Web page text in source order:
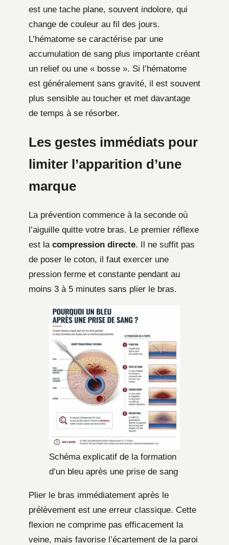
est une tache plane, souvent indolore, qui
change de couleur au fil des jours.
L’hématome se caractérise par une
accumulation de sang plus importante créant
un relief ou une « bosse ». Si l’hématome
est généralement sans gravité, il est souvent
plus sensible au toucher et met davantage
de temps à se résorber.
Les gestes immédiats pour
limiter l’apparition d’une
marque
La prévention commence à la seconde où
l’aiguille quitte votre bras. Le premier réflexe
est la compression directe. Il ne suffit pas
de poser le coton, il faut exercer une
pression ferme et constante pendant au
moins 3 à 5 minutes sans plier le bras.
Schéma explicatif de la formation
d’un bleu après une prise de sang
Plier le bras immédiatement après le
prélèvement est une erreur classique. Cette
flexion ne comprime pas efficacement la
veine, mais favorise l’écartement de la paroi